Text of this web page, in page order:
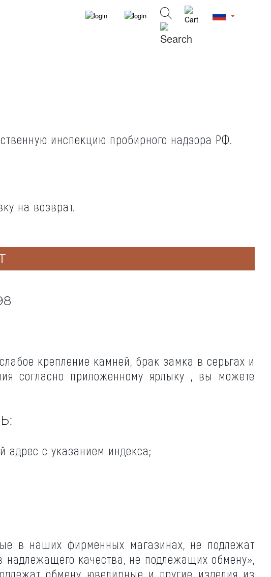
инспекцию пробирного надзора РФ.
на возврат.
крепление камней, брак замка в серьгах и
согласно приложенному ярлыку , вы можете
адрес с указанием индекса;
в наших фирменных магазинах, не подлежат
надлежащего качества, не подлежащих обмену»,
обмену ювелирные и другие изделия из